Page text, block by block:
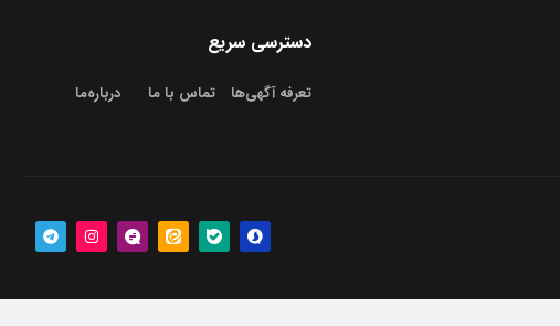
دسترسی سریع
تعرفه آگهی‌ها تماس با ما درباره‌‌ما